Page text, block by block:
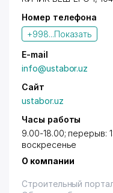
грузовые, столы
кипятильник,
QO`SHUV» является
профессионального
оборудования для
питания и торговли
Габаритные размеры,
технологические
изготавливаются по
санитарным
соответствия и
Номер телефона
+998...Показать
E-mail
info@ustabor.uz
Сайт
ustabor.uz
Часы работы
9.00-18.00; перерыв:
воскресенье
О компании
Строительный